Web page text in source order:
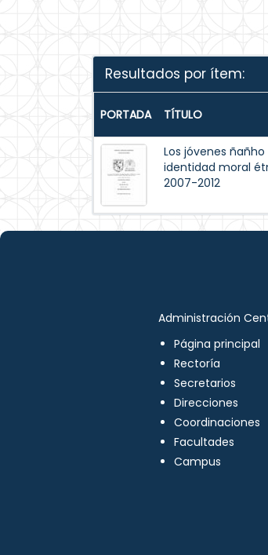
Resultados por ítem:
PORTADA TÍTULO
Los jóvenes
identidad moral
2007-2012
Administración
Página principal
Rectoría
Secretarios
Direcciones
Coordinaciones
Facultades
Campus